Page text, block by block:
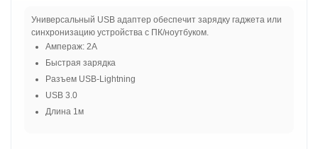
Универсальный USB адаптер обеспечит зарядку гаджета или
синхронизацию устройства с ПК/ноутбуком.
Ампераж: 2A
Быстрая зарядка
Разъем USB-Lightning
USB 3.0
Длина 1м